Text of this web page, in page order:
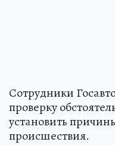
Сотрудники
проверку
установить
происшествия.